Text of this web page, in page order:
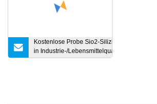
Kostenlose Probe Sio2-Siliziumdioxid
in Industrie-/Lebensmittelqualität für
Abflachung/Antibackmittel/Zahnpasta-